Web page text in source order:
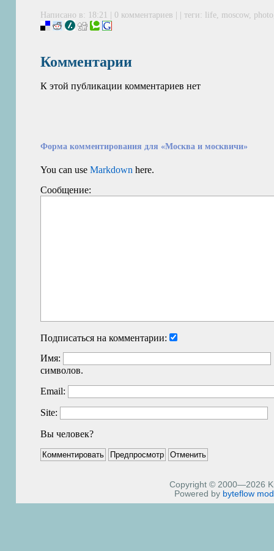
Написано в: 18:21 | 0 комментариев | | теги: life moscow, photo
Комментарии
К этой публикации комментариев нет
Форма комментирования для «Москва и москвичи»
You can useMarkdown here.
Сообщение:
Подписаться на комментарии:
Имя:
символов.
Email:
Site:
Вы человек?
Copyright © 2000—2026
Powered by byteflow